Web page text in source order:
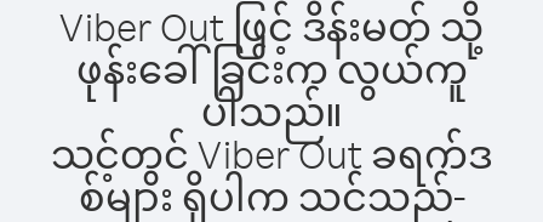
Viber Out ဖြင့် ဒိန်းမတ် သို့
ဖုန်းခေါ်ခြင်းက လွယ်ကူ
ပါသည်။
သင့်တွင် Viber Out ခရက်ဒ
စ်များ ရှိပါက သင်သည်-